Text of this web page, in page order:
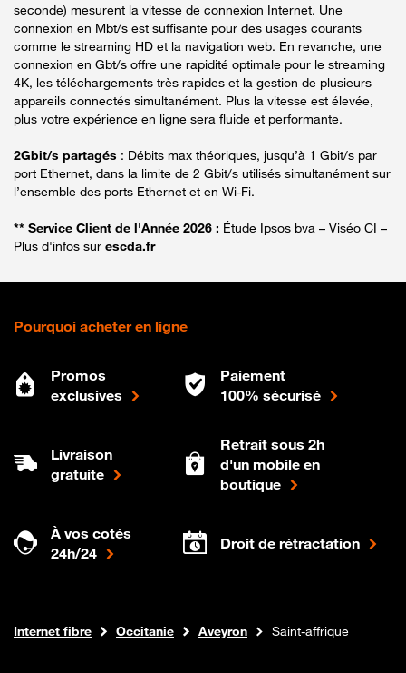
seconde) mesurent la vitesse de connexion Internet. Une
connexion en Mbt/s est suffisante pour des usages courants
comme le streaming HD et la navigation web. En revanche, une
connexion en Gbt/s offre une rapidité optimale pour le streaming
4K, les téléchargements très rapides et la gestion de plusieurs
appareils connectés simultanément. Plus la vitesse est élevée,
plus votre expérience en ligne sera fluide et performante.
2Gbit/s partagés : Débits max théoriques, jusqu’à 1 Gbit/s par
port Ethernet, dans la limite de 2 Gbit/s utilisés simultanément sur
l’ensemble des ports Ethernet et en Wi-Fi.
** Service Client de l'Année 2026 : Étude Ipsos bva – Viséo CI –
Plus d'infos sur escda.fr
Pourquoi acheter en ligne
Promos
exclusives
Paiement
100% sécurisé
Livraison
gratuite
Retrait sous 2h
d'un mobile en
boutique
À vos cotés
24h/24
Droit de rétractation
Boutique Orange
Internet fibre Occitanie Aveyron Saint-affrique